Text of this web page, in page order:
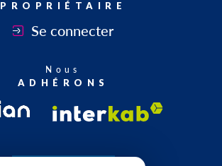
PROPRIÉTAIRE
Se connecter
Nous
ADHÉRONS